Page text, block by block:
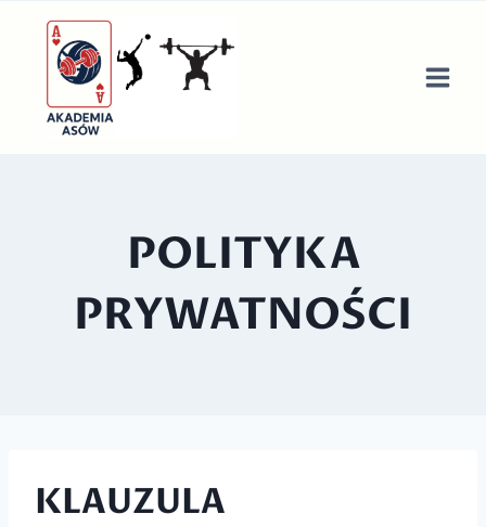
Przejdź
POLITYKA
PRYWATNOŚCI
KLAUZULA